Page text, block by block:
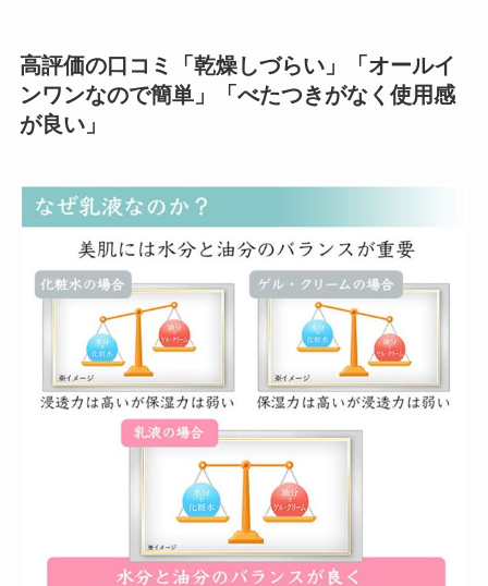
高評価の口コミ「乾燥しづらい」「オールイ
ンワンなので簡単」「べたつきがなく使用感
が良い」